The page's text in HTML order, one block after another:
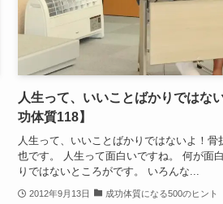
人生って、いいことばかりではな
功体質118】
人生って、いいことばかりではないよ！
也です。 人生って面白いですね。 何が面
りではないところがです。 いろんな...
2012年9月13日 成功体質になる500のヒント